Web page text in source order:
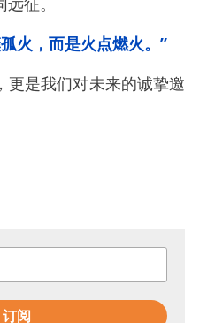
火，而是火点燃火。”
更是我们对未来的诚挚邀
订阅